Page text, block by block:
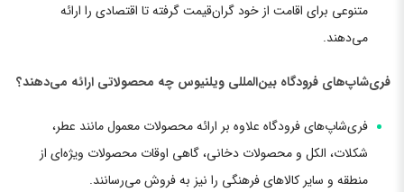
متنوعی برای اقامت از خود گران‌قیمت گرفته تا اقتصادی را ارائه
می‌دهند.
فری‌شاپ‌های فرودگاه بین‌المللی ویلنیوس چه محصولاتی ارائه می‌دهند؟
فری‌شاپ‌های فرودگاه علاوه بر ارائه محصولات معمول مانند عطر،
شکلات، الکل و محصولات دخانی، گاهی اوقات محصولات ویژه‌ای از
منطقه و سایر کالاهای فرهنگی را نیز به فروش می‌رسانند.